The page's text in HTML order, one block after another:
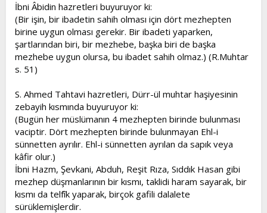
İbni Âbidin hazretleri buyuruyor ki:
(Bir işin, bir ibadetin sahih olması için dört mezhepten
birine uygun olması gerekir. Bir ibadeti yaparken,
şartlarından biri, bir mezhebe, başka biri de başka
mezhebe uygun olursa, bu ibadet sahih olmaz.) (R.Muhtar
s. 51)
S. Ahmed Tahtavi hazretleri, Dürr-ül muhtar haşiyesinin
zebayih kısmında buyuruyor ki:
(Bugün her müslümanın 4 mezhepten birinde bulunması
vaciptir. Dört mezhepten birinde bulunmayan Ehl-i
sünnetten ayrılır. Ehl-i sünnetten ayrılan da sapık veya
kâfir olur.)
İbni Hazm, Şevkani, Abduh, Reşit Rıza, Sıddık Hasan gibi
mezhep düşmanlarının bir kısmı, taklidi haram sayarak, bir
kısmı da telfîk yaparak, birçok gafili dalalete
sürüklemişlerdir.